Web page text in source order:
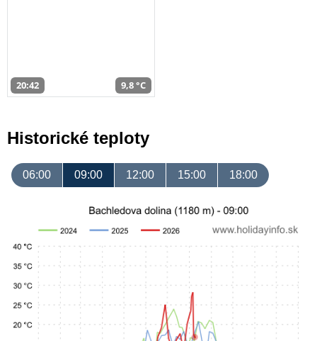
20:42 9,8 °C
Historické teploty
06:00 09:00 12:00 15:00 18:00